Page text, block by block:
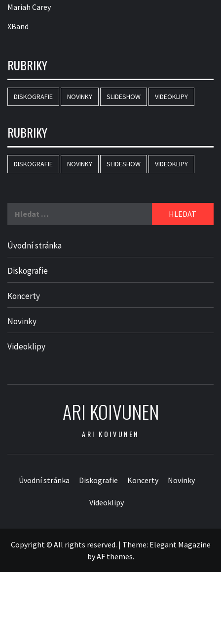
Mariah Carey
XBand
RUBRIKY
DISKOGRAFIE NOVINKY SLIDESHOW VIDEOKLIPY
RUBRIKY
DISKOGRAFIE NOVINKY SLIDESHOW VIDEOKLIPY
Úvodní stránka
Diskografie
Koncerty
Novinky
Videoklipy
ARI KOIVUNEN
ARI KOIVUNEN
Úvodní stránka Diskografie Koncerty Novinky
Videoklipy
Copyright © All rights reserved. | Theme: Elegant Magazine
byAF themes.